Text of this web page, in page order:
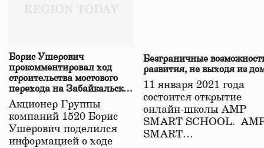
Борис Ушерович
прокомментировал ход
строительства мостового
перехода на Забайкальской
железной дороге
Акционер Группы
компаний 1520 Борис
Ушерович поделился
информацией о ходе
Безграничные
развития, не выходя из
11 января 2021 года
состоится открытие
онлайн-школы АМР
SMART SCHOOL.
SMART…